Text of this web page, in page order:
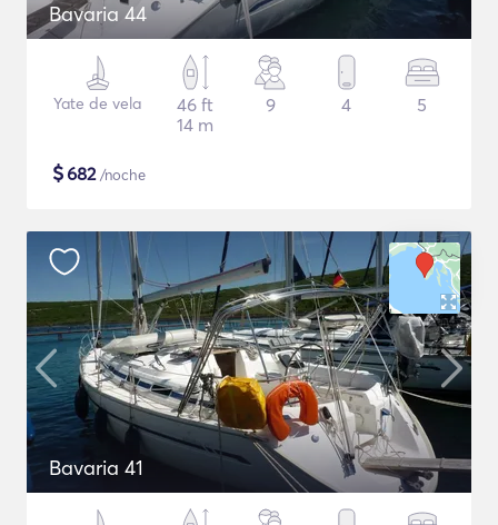
Bavaria 44
Yate de vela
46 ft
14 m
9 4 5
$682/noche
Bavaria 41